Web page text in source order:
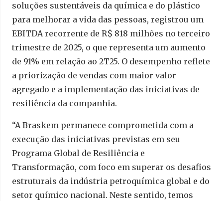
soluções sustentáveis da química e do plástico
para melhorar a vida das pessoas, registrou um
EBITDA recorrente de R$ 818 milhões no terceiro
trimestre de 2025, o que representa um aumento
de 91% em relação ao 2T25. O desempenho reflete
a priorização de vendas com maior valor
agregado e a implementação das iniciativas de
resiliência da companhia.
“A Braskem permanece comprometida com a
execução das iniciativas previstas em seu
Programa Global de Resiliência e
Transformação, com foco em superar os desafios
estruturais da indústria petroquímica global e do
setor químico nacional. Neste sentido, temos